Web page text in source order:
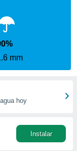
mm
hoy
Instalar